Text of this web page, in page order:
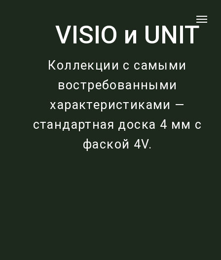
VISIO и UNIT
Коллекции с самыми
востребованными
характеристиками —
стандартная доска 4 мм с
фаской 4V.